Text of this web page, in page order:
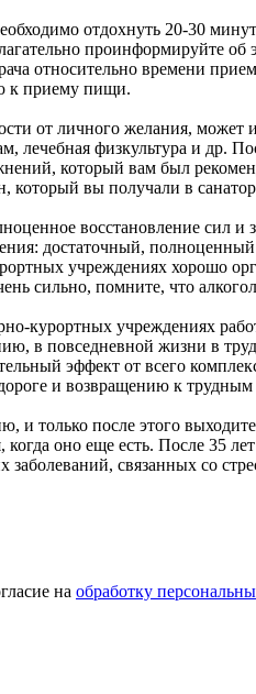
отдохнуть 20-30
проинформируйте
относительно времени
к приему пищи.
от личного желания, может
физкультура и др.
который вам был
вы получали в
восстановление сил
достаточный,
учреждениях хорошо
сильно, помните, что
курортных учреждениях
в повседневной жизни в
эффект от всего
и возвращению к
и только после этого
когда оно еще есть. После 35
заболеваний, связанных со
на обработку